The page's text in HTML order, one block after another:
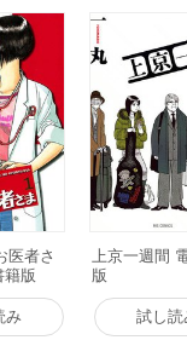
医者さ
籍版
み
上京一週間
版
試し読